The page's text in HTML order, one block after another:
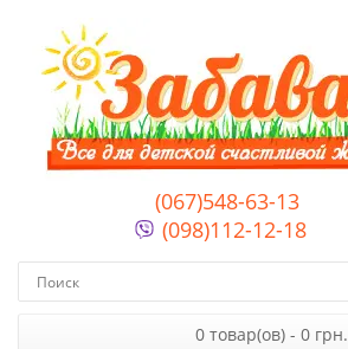
(067)548-63-13
(098)112-12-18
0 товар(ов) - 0 грн.